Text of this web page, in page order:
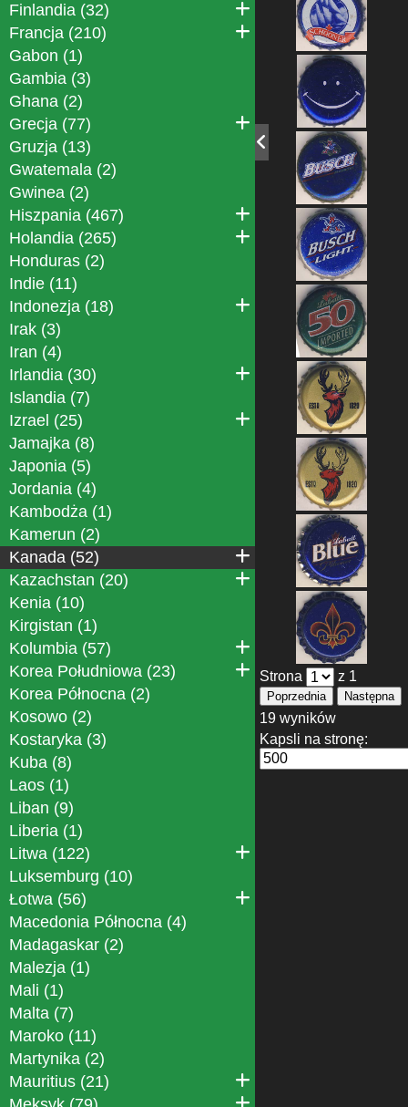
Finlandia (32)
Francja (210)
Gabon (1)
Gambia (3)
Ghana (2)
Grecja (77)
Gruzja (13)
Gwatemala (2)
Gwinea (2)
Hiszpania (467)
Holandia (265)
Honduras (2)
Indie (11)
Indonezja (18)
Irak (3)
Iran (4)
Irlandia (30)
Islandia (7)
Izrael (25)
Jamajka (8)
Japonia (5)
Jordania (4)
Kambodża (1)
Kamerun (2)
Kanada (52)
Kazachstan (20)
Kenia (10)
Kirgistan (1)
Kolumbia (57)
Korea Południowa (23)
Korea Północna (2)
Kosowo (2)
Kostaryka (3)
Kuba (8)
Laos (1)
Liban (9)
Liberia (1)
Litwa (122)
Luksemburg (10)
Łotwa (56)
Macedonia Północna (4)
Madagaskar (2)
Malezja (1)
Mali (1)
Malta (7)
Maroko (11)
Martynika (2)
Mauritius (21)
Strona z 1
Poprzednia Następna
19 wyników
Kapsli na stronę: